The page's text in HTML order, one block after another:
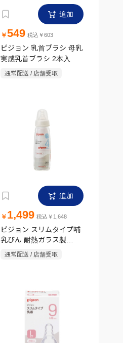
追加
￥ 549 税込￥603
ピジョン 乳首ブラシ 母乳
実感乳首ブラシ 2本入
通常配送 / 店舗受取
追加
￥ 1,499 税込￥1,648
ピジョン スリムタイプ哺
乳びん 耐熱ガラス製
240ml
通常配送 / 店舗受取